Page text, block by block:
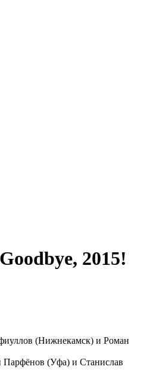
2015!
(Нижнекамск) и Роман
(Уфа) и Станислав